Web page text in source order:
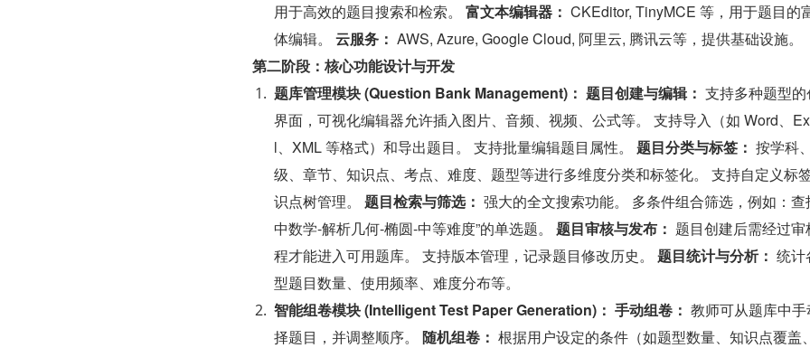
用于高效的题目搜索和检索。 富文本编辑器： CKEditor, TinyMCE 等，用于题目的
体编辑。 云服务： AWS, Azure, Google Cloud, 阿里云, 腾讯云等，提供基础设施。
第二阶段：核心功能设计与开发
题库管理模块 (Question Bank Management)： 题目创建与编辑： 支持多种题型的
界面，可视化编辑器允许插入图片、音频、视频、公式等。 支持导入（如 Word、
l、XML 等格式）和导出题目。 支持批量编辑题目属性。 题目分类与标签： 按学科
级、章节、知识点、考点、难度、题型等进行多维度分类和标签化。 支持自定义标
识点树管理。 题目检索与筛选： 强大的全文搜索功能。 多条件组合筛选，例如：查
中数学-解析几何-椭圆-中等难度”的单选题。 题目审核与发布： 题目创建后需经过审
程才能进入可用题库。 支持版本管理，记录题目修改历史。 题目统计与分析： 统计
型题目数量、使用频率、难度分布等。
智能组卷模块 (Intelligent Test Paper Generation)： 手动组卷： 教师可从题库中
择题目，并调整顺序。 随机组卷： 根据用户设定的条件（如题型数量、知识点覆盖